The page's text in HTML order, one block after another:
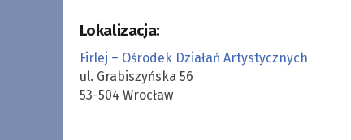
Lokalizacja:
Firlej – Ośrodek Działań Artystycznych
ul. Grabiszyńska 56
53-504 Wrocław